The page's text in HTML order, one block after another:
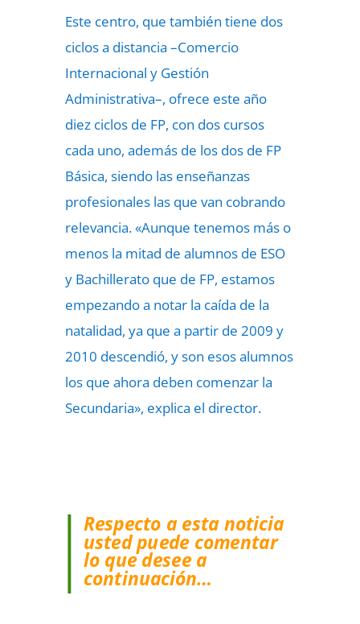
Este centro, que también tiene dos
ciclos a distancia –Comercio
Internacional y Gestión
Administrativa–, ofrece este año
diez ciclos de FP, con dos cursos
cada uno, además de los dos de FP
Básica, siendo las enseñanzas
profesionales las que van cobrando
relevancia. «Aunque tenemos más o
menos la mitad de alumnos de ESO
y Bachillerato que de FP, estamos
empezando a notar la caída de la
natalidad, ya que a partir de 2009 y
2010 descendió, y son esos alumnos
los que ahora deben comenzar la
Secundaria», explica el director.
Respecto a esta noticia
usted puede comentar
lo que desee a
continuación…